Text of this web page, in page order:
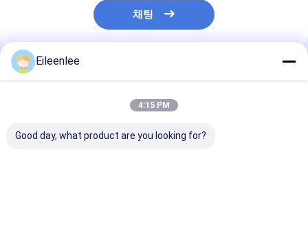
채팅
추천된 제품
Eileenlee
4:15 PM
Good day, what product are you looking for?